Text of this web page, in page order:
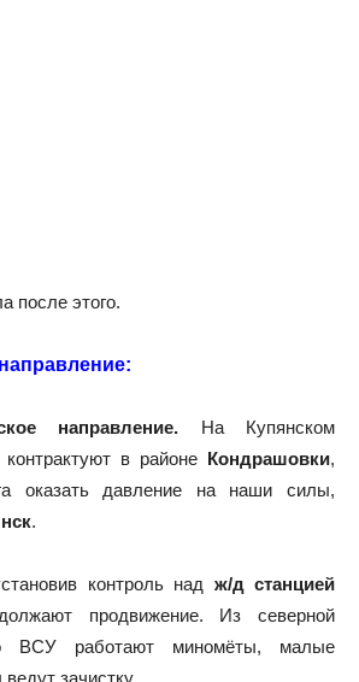
после этого.
направление. На Купянском
в районе Кондрашовки,
оказать давление на наши силы,
.
контроль над ж/д станцией
продвижение. Из северной
ВСУ работают миномёты, малые
зачистку.